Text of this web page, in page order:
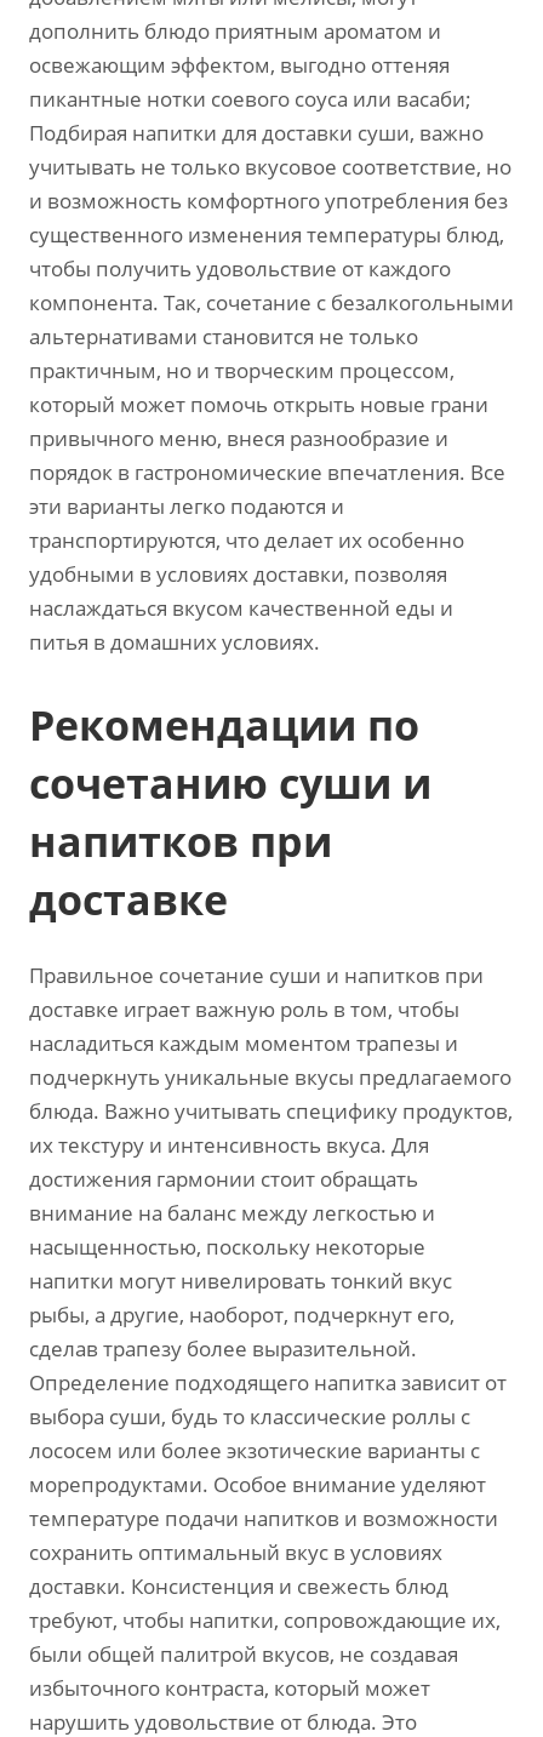
дополнить блюдо приятным ароматом и
освежающим эффектом, выгодно оттеняя
пикантные нотки соевого соуса или васаби;
Подбирая напитки для доставки суши, важно
учитывать не только вкусовое соответствие, но
и возможность комфортного употребления без
существенного изменения температуры блюд,
чтобы получить удовольствие от каждого
компонента. Так, сочетание с безалкогольными
альтернативами становится не только
практичным, но и творческим процессом,
который может помочь открыть новые грани
привычного меню, внеся разнообразие и
порядок в гастрономические впечатления. Все
эти варианты легко подаются и
транспортируются, что делает их особенно
удобными в условиях доставки, позволяя
наслаждаться вкусом качественной еды и
питья в домашних условиях.
Рекомендации по
сочетанию суши и
напитков при
доставке
Правильное сочетание суши и напитков при
доставке играет важную роль в том, чтобы
насладиться каждым моментом трапезы и
подчеркнуть уникальные вкусы предлагаемого
блюда. Важно учитывать специфику продуктов,
их текстуру и интенсивность вкуса. Для
достижения гармонии стоит обращать
внимание на баланс между легкостью и
насыщенностью, поскольку некоторые
напитки могут нивелировать тонкий вкус
рыбы, а другие, наоборот, подчеркнут его,
сделав трапезу более выразительной.
Определение подходящего напитка зависит от
выбора суши, будь то классические роллы с
лососем или более экзотические варианты с
морепродуктами. Особое внимание уделяют
температуре подачи напитков и возможности
сохранить оптимальный вкус в условиях
доставки. Консистенция и свежесть блюд
требуют, чтобы напитки, сопровождающие их,
были общей палитрой вкусов, не создавая
избыточного контраста, который может
нарушить удовольствие от блюда. Это